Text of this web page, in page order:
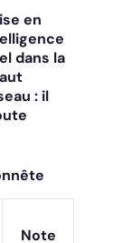
en
dans la
: il
Note